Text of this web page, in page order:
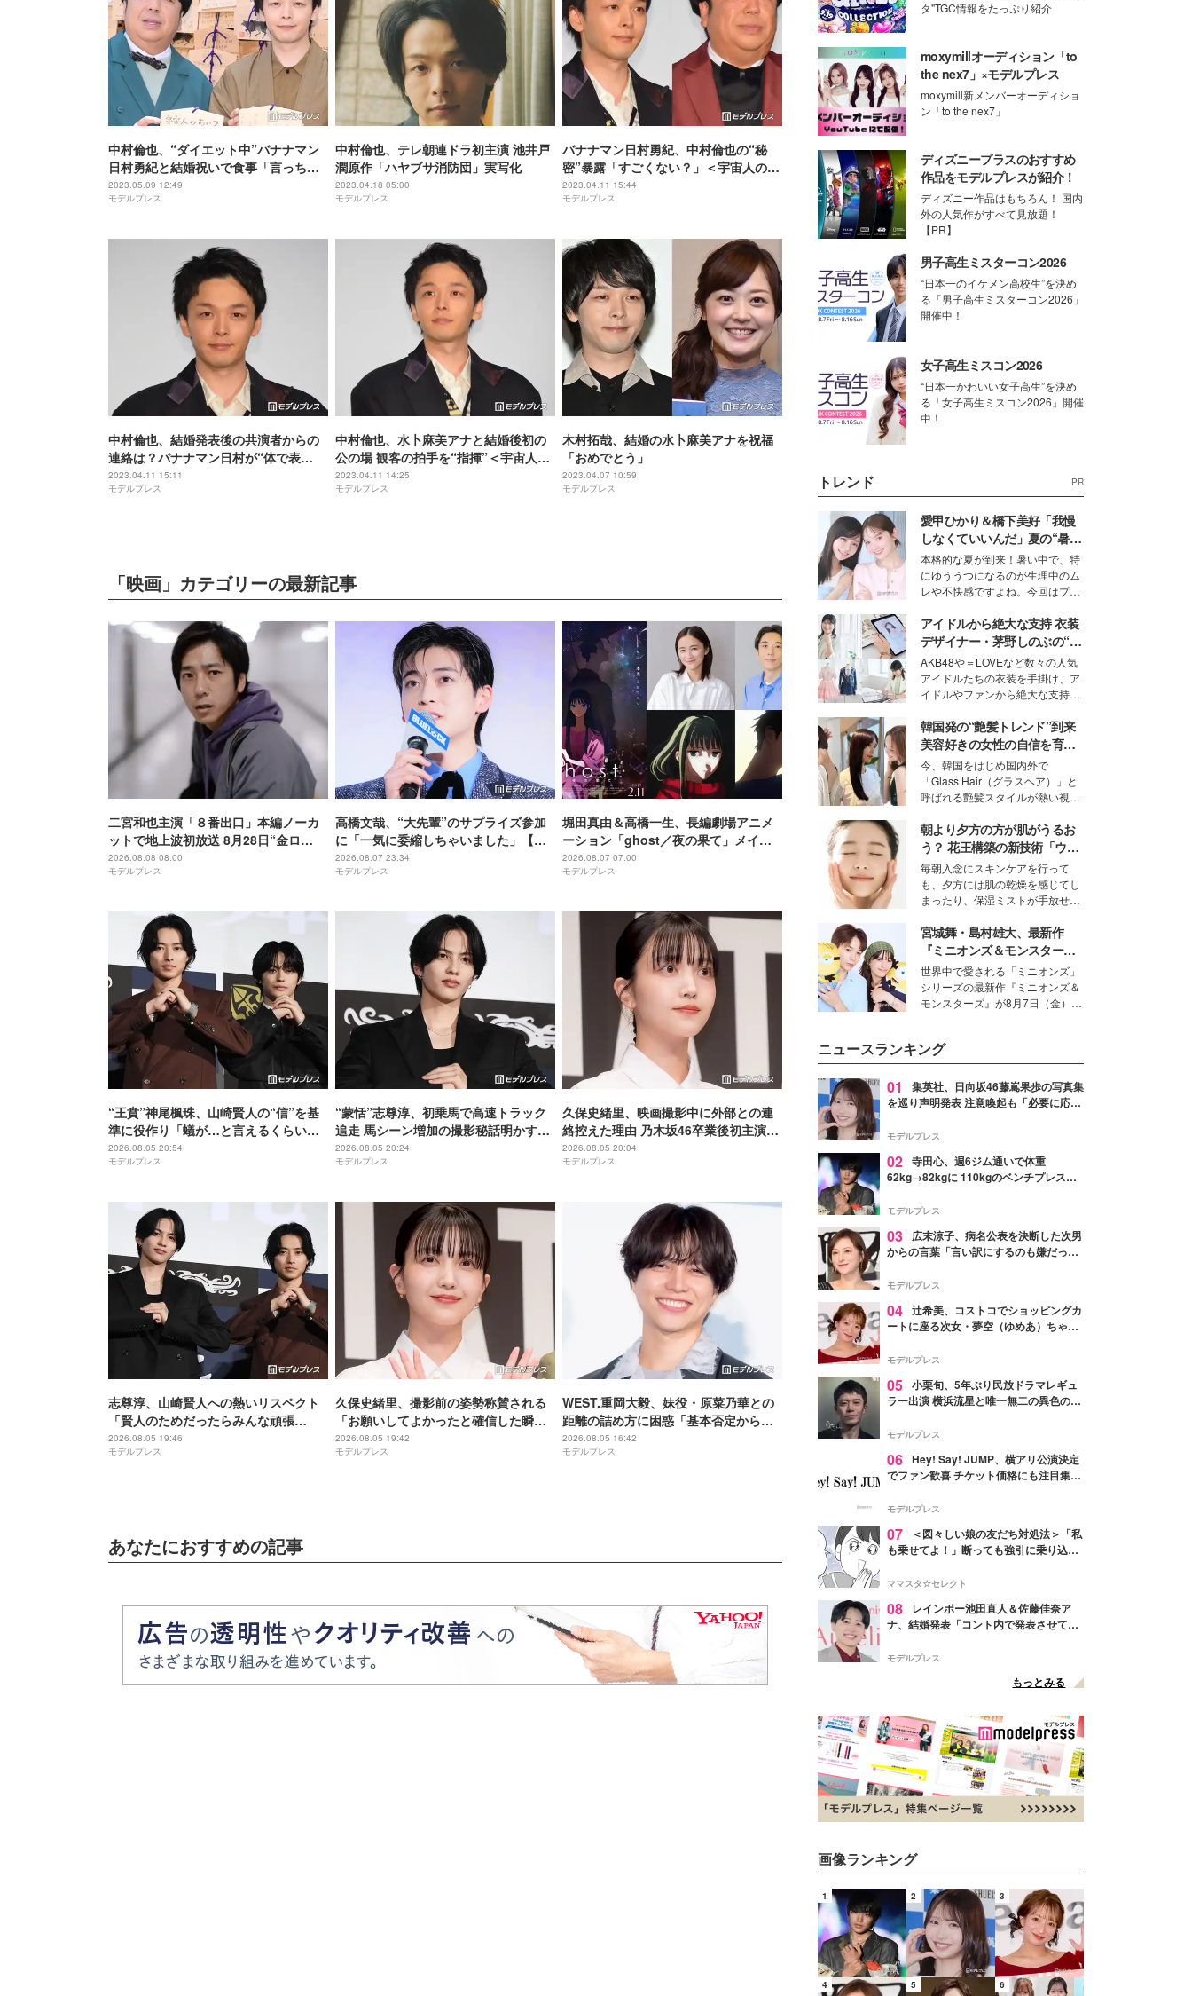
中村倫也、“ダイエット中”バナナマン
日村勇紀と結婚祝いで食事「言っちゃ
った」＜宇宙人のあいつ＞
2023.05.09 12:49
モデルプレス
中村倫也、テレ朝連ドラ初主演 池井戸
潤原作「ハヤブサ消防団」実写化
2023.04.18 05:00
モデルプレス
バナナマン日村勇紀、中村倫也の“秘
密”暴露「すごくない？」＜宇宙人のあ
いつ＞
2023.04.11 15:44
モデルプレス
中村倫也、結婚発表後の共演者からの
連絡は？バナナマン日村が“体で表
現”＜宇宙人のあいつ＞
2023.04.11 15:11
モデルプレス
中村倫也、水卜麻美アナと結婚後初の
公の場 観客の拍手を“指揮”＜宇宙人の
あいつ＞
2023.04.11 14:25
モデルプレス
木村拓哉、結婚の水卜麻美アナを祝福
「おめでとう」
2023.04.07 10:59
モデルプレス
「映画」カテゴリーの最新記事
二宮和也主演「８番出口」本編ノーカ
ットで地上波初放送 8月28日“金ロ
ー”枠
2026.08.08 08:00
モデルプレス
高橋文哉、“大先輩”のサプライズ参加
に「一気に委縮しちゃいました」【ブ
ルーロック】
2026.08.07 23:34
モデルプレス
堀田真由＆高橋一生、長編劇場アニメ
ーション「ghost／夜の果て」メイン
キャスト声優に決定「子どもの頃に抱
いていた言葉にはできない沢山の感情
2026.08.07 07:00
モデルプレス
“王賁”神尾楓珠、山崎賢人の“信”を基
準に役作り「蟻が…と言えるくらいの
説得力がないと」【キングダム 魂の決
戦】
2026.08.05 20:54
モデルプレス
“蒙恬”志尊淳、初乗馬で高速トラック
追走 馬シーン増加の撮影秘話明かす
【キングダム 魂の決戦】
2026.08.05 20:24
モデルプレス
久保史緒里、映画撮影中に外部との連
絡控えた理由 乃木坂46卒業後初主演で
母親役に【世界は美しいと誰かが言っ
た】
2026.08.05 20:04
モデルプレス
志尊淳、山崎賢人への熱いリスペクト
「賢人のためだったらみんな頑張
る」“信”としての姿を絶賛【キングダ
ム 魂の決戦】
2026.08.05 19:46
モデルプレス
久保史緒里、撮影前の姿勢称賛される
「お願いしてよかったと確信した瞬
間」【世界は美しいと誰かが言った】
2026.08.05 19:42
モデルプレス
WEST.重岡大毅、妹役・原菜乃華との
距離の詰め方に困惑「基本否定から入
る会話をしてしまった」【5秒で完全犯
罪を生成する方法】
2026.08.05 16:42
モデルプレス
あなたにおすすめの記事
タ"TGC情報をたっぷり紹介
moxymillオーディション「to
the nex7」×モデルプレス
moxymill新メンバーオーディショ
ン「to the nex7」
ディズニープラスのおすすめ
作品をモデルプレスが紹介！
ディズニー作品はもちろん！ 国内
外の人気作がすべて見放題！
【PR】
男子高生ミスターコン2026
“日本一のイケメン高校生”を決め
る「男子高生ミスターコン2026」
開催中！
女子高生ミスコン2026
“日本一かわいい女子高生”を決め
る「女子高生ミスコン2026」開催
中！
トレンド PR
愛甲ひかり＆橋下美好「我慢
しなくていいんだ」夏の“暑さ
対策”の新しい選択肢とは？
本格的な夏が到来！暑い中で、特
にゆううつになるのが生理中のム
レや不快感ですよね。今回はプラ
モデル・愛甲ひかりさんと橋下美
好さんを迎えて本音で女子会トー
ク。猛暑のお出かけを快適に過ご
すヒントや、2人が感動した夏の
生理の新常識にも迫りました。
アイドルから絶大な支持 衣装
デザイナー・茅野しのぶの“可
愛い”を作る美学＜「シチズン
クロスシー」インタビュー＞
AKB48や＝LOVEなど数々の人気
アイドルたちの衣装を手掛け、ア
イドルやファンから絶大な支持を
取締役兼クリエイティブディレク
ター・茅野しのぶ。一人ひとりの
個性に寄り添い、魅力を引き出す
衣装作りは、多くの女性たちに勇
気と自信を与え続けている。
韓国発の“艶髪トレンド”到来
美容好きの女性の自信を育む
「ヘアケア事情」って？
今、韓国をはじめ国内外で
「Glass Hair（グラスヘア）」と
呼ばれる艶髪スタイルが熱い視線
ションの完成度を高めるベースと
して、“髪そのものの美しさ”に改
めて注目する人が増えている様
子。今回は、そんな憧れの艶やか
な髪を日常で叶える、美容好きの
女性たちのヘアケア事情を紹介し
ます。
朝より夕方の方が肌がうるお
う？ 花王構築の新技術「ウォ
ーターキャプチャリングスキ
ン（捕水肌）」がスキンケア
の常識を変える予感
毎朝入念にスキンケアを行って
も、夕方には肌の乾燥を感じてし
まったり、保湿ミストが手放せな
な美容の常識を大きく変える可能
性を秘めた、革新的な「Water
Capturing Skin（ウォーターキャ
プチャリングスキン：捕水肌）」
技術を、花王が構築した。
宮城舞・島村雄大、最新作
『ミニオンズ＆モンスター
ズ』の魅力熱弁 ハチャメチャ
だけじゃない“友情と絆”に感
動
世界中で愛される「ミニオンズ」
シリーズの最新作『ミニオンズ＆
モンスターズ』が8月7日（金）に
デルの宮城舞と島村雄大の特別対
談をお届け！それぞれの視点か
ら、今作ならではの魅力や予想外
の感動をもたらす奥深いストーリ
た。
ニュースランキング
01
集英社、日向坂46藤嶌果歩の写真集
を巡り声明発表 注意喚起も「必要に応じ
モデルプレス
02 寺田心、週6ジム通いで体重
62kg→82kgに 110kgのベンチプレス持
「かっこいい」と反響
モデルプレス
03
広末涼子、病名公表を決断した次男
からの言葉「言い訳にするのも嫌だっ
モデルプレス
04 辻希美、コストコでショッピングカ
ートに座る次女・夢空（ゆめあ）ちゃん
ぎ」「成長を感じる」の声
モデルプレス
05 小栗旬、5年ぶり民放ドラマレギュ
ラー出演 横浜流星と唯一無二の異色のバ
モデルプレス
06 Hey! Say! JUMP、横アリ公演決定
でファン歓喜 チケット価格にも注目集ま
モデルプレス
07
＜図々しい娘の友だち対処法＞「私
も乗せてよ！」断っても強引に乗り込ん
ママスタ☆セレクト
08
レインボー池田直人＆佐藤佳奈ア
ナ、結婚発表「コント内で発表させてい
点変更のため
モデルプレス
もっとみる
画像ランキング
1 2 3
4 5 6